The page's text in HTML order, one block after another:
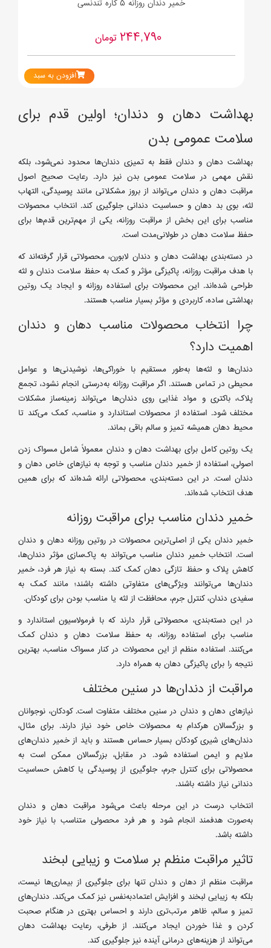
خمیر دندان روزانه 5 کاره تندنسی
244,790تومان
افزودن به سبد
بهداشت دهان و دندان؛ اولین قدم برای
سلامت عمومی بدن
بهداشت دهان و دندان فقط به تمیزی دندان‌ها محدود نمی‌شود، بلکه
نقش مهمی در سلامت عمومی بدن نیز دارد. رعایت صحیح اصول
مراقبت دهان و دندان می‌تواند از بروز مشکلاتی مانند پوسیدگی، التهاب
لثه، بوی بد دهان و حساسیت دندانی جلوگیری کند. انتخاب محصولات
مناسب برای این بخش از مراقبت روزانه، یکی از مهم‌ترین قدم‌ها برای
حفظ سلامت دهان در طولانی‌مدت است.
در دسته‌بندی بهداشت دهان و دندان لابورن، محصولاتی قرار گرفته‌اند که
با هدف مراقبت روزانه، پاکیزگی مؤثر و کمک به حفظ سلامت دندان و لثه
طراحی شده‌اند. این محصولات برای استفاده روزانه و ایجاد یک روتین
بهداشتی ساده، کاربردی و مؤثر بسیار مناسب هستند.
چرا انتخاب محصولات مناسب دهان و دندان
اهمیت دارد؟
دندان‌ها و لثه‌ها به‌طور مستقیم با خوراکی‌ها، نوشیدنی‌ها و عوامل
محیطی در تماس هستند. اگر مراقبت روزانه به‌درستی انجام نشود، تجمع
پلاک، باکتری و مواد غذایی روی دندان‌ها می‌تواند زمینه‌ساز مشکلات
مختلف شود. استفاده از محصولات استاندارد و مناسب، کمک می‌کند تا
محیط دهان همیشه تمیز و سالم باقی بماند.
یک روتین کامل برای بهداشت دهان و دندان معمولاً شامل مسواک زدن
اصولی، استفاده از خمیر دندان مناسب و توجه به نیازهای خاص دهان و
دندان است. در این دسته‌بندی، محصولاتی ارائه شده‌اند که برای همین
هدف انتخاب شده‌اند.
خمیر دندان مناسب برای مراقبت روزانه
خمیر دندان یکی از اصلی‌ترین محصولات در روتین روزانه دهان و دندان
است. انتخاب خمیر دندان مناسب می‌تواند به پاک‌سازی مؤثر دندان‌ها،
کاهش پلاک و حفظ تازگی دهان کمک کند. بسته به نیاز هر فرد، خمیر
دندان‌ها می‌توانند ویژگی‌های متفاوتی داشته باشند؛ مانند کمک به
سفیدی دندان، کنترل جرم، محافظت از لثه یا مناسب بودن برای کودکان.
در این دسته‌بندی، محصولاتی قرار دارند که با فرمولاسیون استاندارد و
مناسب برای استفاده روزانه، به حفظ سلامت دهان و دندان کمک
می‌کنند. استفاده منظم از این محصولات در کنار مسواک مناسب، بهترین
نتیجه را برای پاکیزگی دهان به همراه دارد.
مراقبت از دندان‌ها در سنین مختلف
نیازهای دهان و دندان در سنین مختلف متفاوت است. کودکان، نوجوانان
و بزرگسالان هرکدام به محصولات خاص خود نیاز دارند. برای مثال،
دندان‌های شیری کودکان بسیار حساس هستند و باید از خمیر دندان‌های
ملایم و ایمن استفاده شود. در مقابل، بزرگسالان ممکن است به
محصولاتی برای کنترل جرم، جلوگیری از پوسیدگی یا کاهش حساسیت
دندانی نیاز داشته باشند.
انتخاب درست در این مرحله باعث می‌شود مراقبت دهان و دندان
به‌صورت هدفمند انجام شود و هر فرد محصولی متناسب با نیاز خود
داشته باشد.
تاثیر مراقبت منظم بر سلامت و زیبایی لبخند
مراقبت منظم از دهان و دندان تنها برای جلوگیری از بیماری‌ها نیست،
بلکه به زیبایی لبخند و افزایش اعتمادبه‌نفس نیز کمک می‌کند. دندان‌های
تمیز و سالم، ظاهر مرتب‌تری دارند و احساس بهتری در هنگام صحبت
کردن و غذا خوردن ایجاد می‌کنند. از طرفی، رعایت بهداشت دهان
می‌تواند از هزینه‌های درمانی آینده نیز جلوگیری کند.